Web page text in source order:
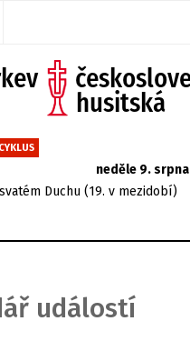
neděle 9. srpna
Duchu (19. v mezidobí)
událostí